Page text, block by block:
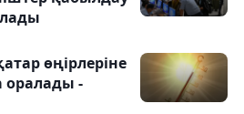
өңірлеріне
оралады -